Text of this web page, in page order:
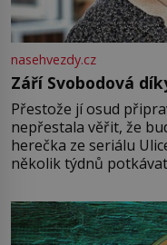
nasehvezdy.cz
Září Svobodová
Přestože jí osud
nepřestala věřit, že bude
herečka ze seriálu
několik týdnů